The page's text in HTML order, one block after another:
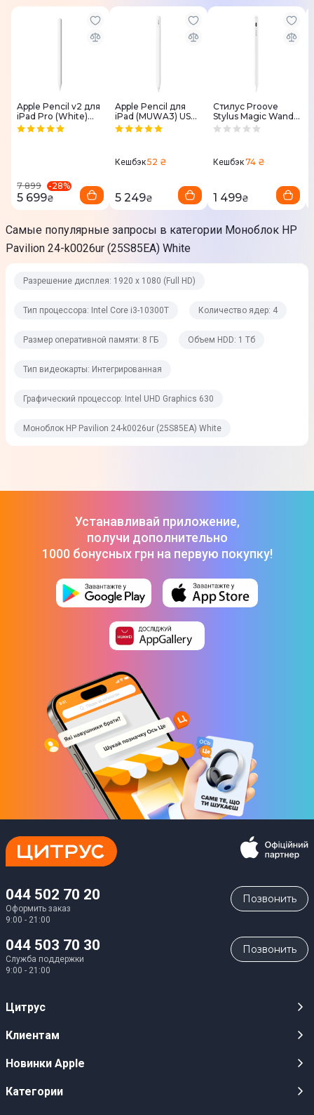
Тип оперативной памяти
DDR4
Объем HDD
Объем SSD
Графические возможности
Тип видеокарты
Интегрированная
Операционная система
Интерфейсы
802.11 a/b/g/n/ac
LAN разъем
1x LAN (RJ45)
Разъем для наушников 3.5 мм
Разъем для карт SD/SDHC/SDXC
Да
Встроенная Web-камера
HD 720p
Разрешение Web-камеры
Встроенный микрофон
Да
Встроенные динамики
Apple Pencil v2 для
iPad Pro (White)
MU8F2
7 899 -28%
5 699₴
Apple Pencil для
iPad (MUWA3) USB-
C
Кешбэк52 ₴
5 249₴
Стилус Proove
Stylus Magic Wand
ASP-02 Universal
Кешбэк74 ₴
1 499₴
Самые популярные запросы в категории Моноблок HP
Pavilion 24-k0026ur (25S85EA) White
Разрешение дисплея: 1920 х 1080 (Full HD)
Тип процессора: Intel Core i3-10300T Количество ядер: 4
Размер оперативной памяти: 8 ГБ Объем HDD: 1 Тб
Тип видеокарты: Интегрированная
Графический процессор: Intel UHD Graphics 630
Моноблок HP Pavilion 24-k0026ur (25S85EA) White
Устанавливай приложение,
получи дополнительно
1000 бонусных грн на первую покупку!
044 502 70 20
Оформить заказ
9:00 - 21:00
Позвонить
044 503 70 30
Служба поддержки
9:00 - 21:00
Позвонить
Цитрус
Карьера
Оптовым клиентам
Клиентам
Публичные оферты
Новинки Apple
iPhone 17
Категории